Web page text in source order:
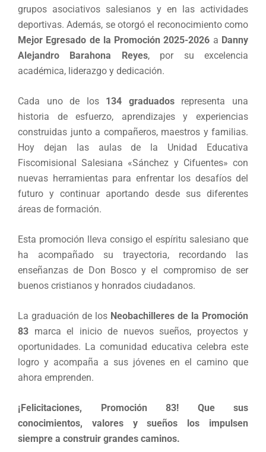
grupos asociativos salesianos y en las actividades
deportivas. Además, se otorgó el reconocimiento como
Mejor Egresado de la Promoción 2025-2026 a Danny
Alejandro Barahona Reyes, por su excelencia
académica, liderazgo y dedicación.
Cada uno de los 134 graduadosrepresenta una
historia de esfuerzo, aprendizajes y experiencias
construidas junto a compañeros, maestros y familias.
Hoy dejan las aulas de la Unidad Educativa
Fiscomisional Salesiana «Sánchez y Cifuentes» con
nuevas herramientas para enfrentar los desafíos del
futuro y continuar aportando desde sus diferentes
áreas de formación.
Esta promoción lleva consigo el espíritu salesiano que
ha acompañado su trayectoria, recordando las
enseñanzas de Don Bosco y el compromiso de ser
buenos cristianos y honrados ciudadanos.
La graduación de los Neobachilleres de la Promoción
83 marca el inicio de nuevos sueños, proyectos y
oportunidades. La comunidad educativa celebra este
logro y acompaña a sus jóvenes en el camino que
ahora emprenden.
¡Felicitaciones, Promoción 83! Que sus
conocimientos, valores y sueños los impulsen
siempre a construir grandes caminos.